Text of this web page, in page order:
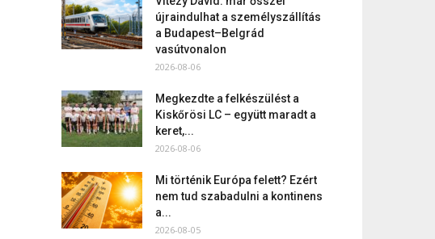
újraindulhat a személyszállítás
a Budapest–Belgrád
vasútvonalon
2026-08-06
Megkezdte a felkészülést a
Kiskőrösi LC – együtt maradt a
keret,...
2026-08-06
Mi történik Európa felett? Ezért
nem tud szabadulni a kontinens
a...
2026-08-05